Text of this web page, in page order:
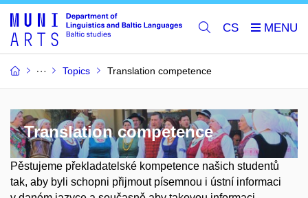
CS
Topics Translation competence
Translation competence
Pěstujeme překladatelské kompetence našich studentů
tak, aby byli schopni přijmout písemnou i ústní informaci